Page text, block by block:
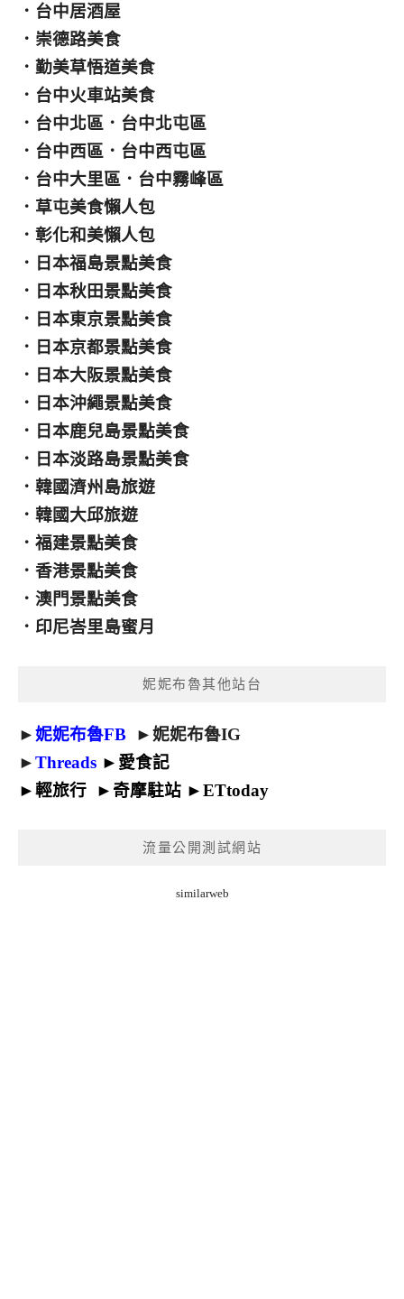
． 台中居酒屋
． 崇德路美食
． 勤美草悟道美食
． 台中火車站美食
． 台中北區 ． 台中北屯區
． 台中西區 ． 台中西屯區
． 台中大里區 ． 台中霧峰區
． 草屯美食懶人包
． 彰化和美懶人包
． 日本福島景點美食
． 日本秋田景點美食
． 日本東京景點美食
． 日本京都景點美食
． 日本大阪景點美食
． 日本沖繩景點美食
． 日本鹿兒島景點美食
． 日本淡路島景點美食
． 韓國濟州島旅遊
． 韓國大邱旅遊
． 福建景點美食
． 香港景點美食
． 澳門景點美食
． 印尼峇里島蜜月
妮妮布魯其他站台
►妮妮布魯FB ►妮妮布魯IG
►Threads ► 愛食記
►輕旅行 ► 奇摩駐站 ►ETtoday
流量公開測試網站
similarweb